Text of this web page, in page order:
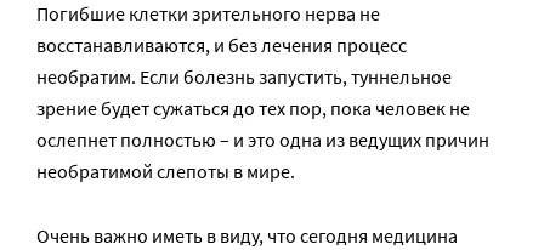
Погибшие клетки зрительного нерва не
восстанавливаются, и без лечения процесс
необратим. Если болезнь запустить, туннельное
зрение будет сужаться до тех пор, пока человек не
ослепнет полностью – и это одна из ведущих причин
необратимой слепоты в мире.
Очень важно иметь в виду, что сегодня медицина